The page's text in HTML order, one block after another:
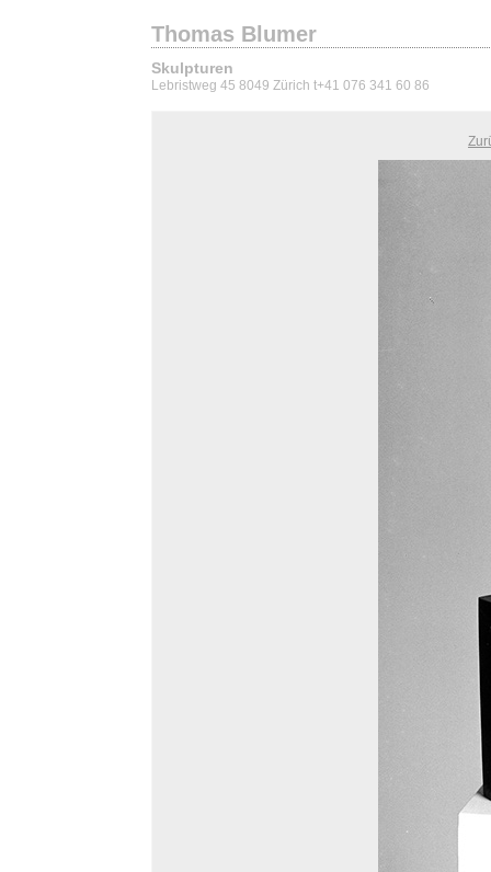
Thomas Blumer
Skulpturen
Lebristweg 45 8049 Zürich t+41 076 341 60 86